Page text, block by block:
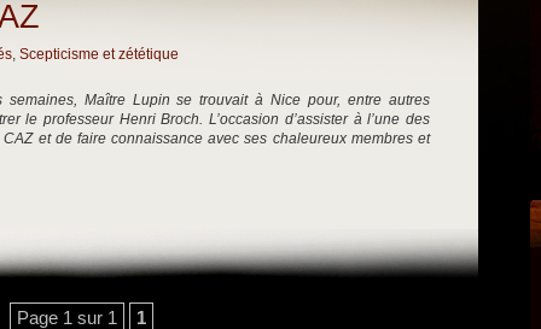
, Scepticisme et zététique
Maître Lupin se trouvait à Nice pour, entre autres
le professeur Henri Broch. L’occasion d’assister à l’une des
et de faire connaissance avec ses chaleureux membres et
Page 1 sur 1 1